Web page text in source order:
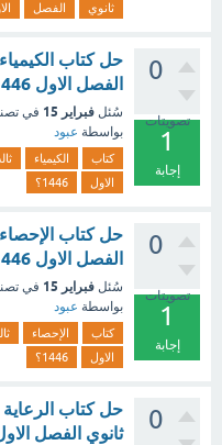
ثانوي
الفصل
0
تصويتات
1
إجابة
الفصل الاول 1446؟ - مع الشرح
سُئل فبراير 15 في
بواسطة عبود
كتاب الكيمياء
الاول
1446؟
0
تصويتات
1
إجابة
حل كتاب
الفصل الاول 1446؟ - مع الشرح
سُئل فبراير 15 في
بواسطة عبود
كتاب الإحصاء
الاول
1446؟
0
حل كتاب